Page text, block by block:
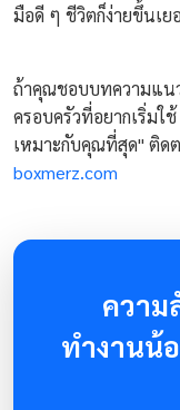
มือดี ๆ ชีวิตก็ง่ายขึ้นเย
ถ้าคุณชอบบทความแน
ครอบครัวที่อยากเริ่มใ
เหมาะกับคุณที่สุด" ติด
boxmerz.com
ความ
ทำงานน้